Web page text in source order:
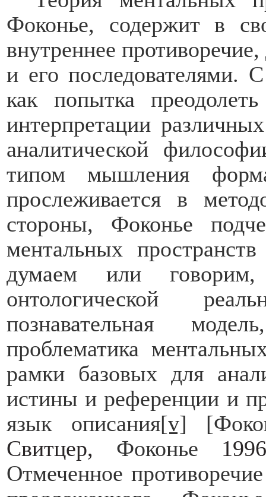
Фоконье, содержит в
внутреннее
и его последователями.
как попытка
интерпретации
аналитической
типом мышления
прослеживается в
стороны, Фоконье
ментальных
думаем или
онтологической
познавательная
проблематика
рамки базовых для
истины и референции и
язык описания[v]
Свитцер, Фоконье
Отмеченное